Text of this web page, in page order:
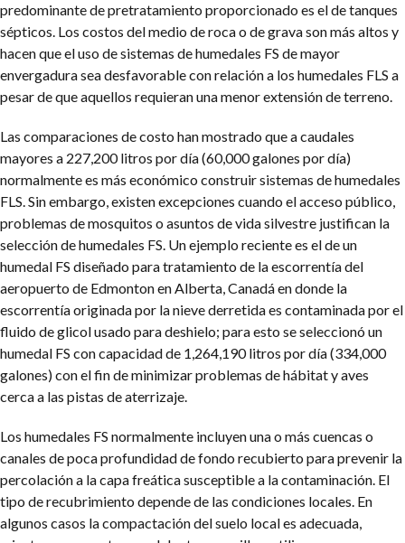
predominante de pretratamiento proporcionado es el de tanques
sépticos. Los costos del medio de roca o de grava son más altos y
hacen que el uso de sistemas de humedales FS de mayor
envergadura sea desfavorable con relación a los humedales FLS a
pesar de que aquellos requieran una menor extensión de terreno.
Las comparaciones de costo han mostrado que a caudales
mayores a 227,200 litros por día (60,000 galones por día)
normalmente es más económico construir sistemas de humedales
FLS. Sin embargo, existen excepciones cuando el acceso público,
problemas de mosquitos o asuntos de vida silvestre justifican la
selección de humedales FS. Un ejemplo reciente es el de un
humedal FS diseñado para tratamiento de la escorrentía del
aeropuerto de Edmonton en Alberta, Canadá en donde la
escorrentía originada por la nieve derretida es contaminada por el
fluido de glicol usado para deshielo; para esto se seleccionó un
humedal FS con capacidad de 1,264,190 litros por día (334,000
galones) con el fin de minimizar problemas de hábitat y aves
cerca a las pistas de aterrizaje.
Los humedales FS normalmente incluyen una o más cuencas o
canales de poca profundidad de fondo recubierto para prevenir la
percolación a la capa freática susceptible a la contaminación. El
tipo de recubrimiento depende de las condiciones locales. En
algunos casos la compactación del suelo local es adecuada,